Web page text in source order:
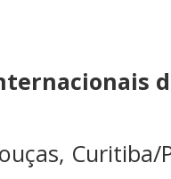
Curitiba/